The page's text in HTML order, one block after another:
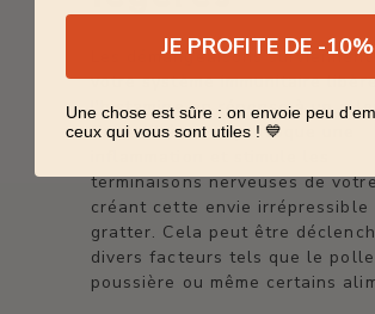
Les démangeaisons surviennent
votre système immunitaire
l'histamine en réponse à un
Cette libération provoque une
terminaisons nerveuses de
créant cette envie irrépressible
gratter. Cela peut être
divers facteurs tels que le
poussière ou même certains
JE PROFITE DE -10%
Une chose est sûre : on envoie peu
ceux qui vous sont utiles ! 💙